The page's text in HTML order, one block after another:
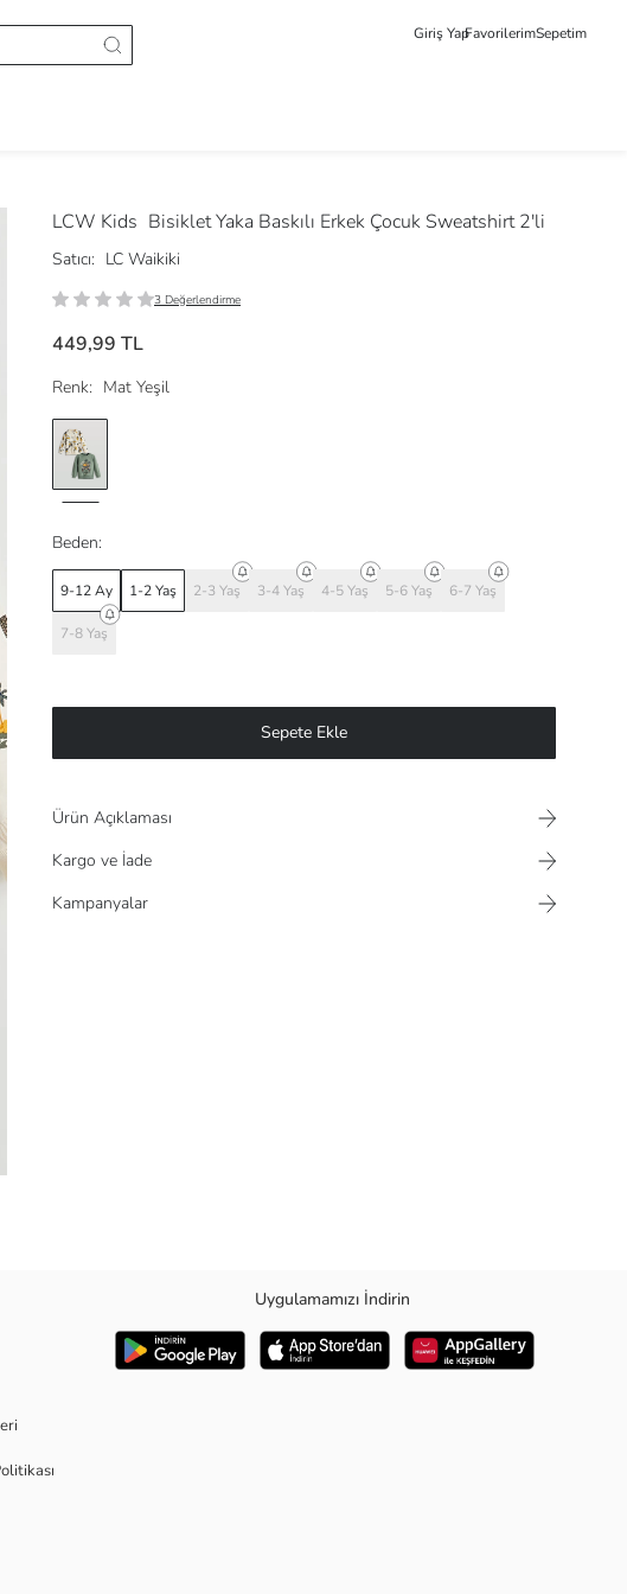
Giriş YapFavorilerimSepetim
LCW Kids Bisiklet Yaka Baskılı Erkek Çocuk Sweatshirt 2'li
Satıcı: LC Waikiki
3 Değerlendirme
449,99 TL
Renk: Mat Yeşil
Beden:
9-12 Ay 1-2 Yaş 2-3 Yaş 3-4 Yaş 4-5 Yaş 5-6 Yaş 6-7 Yaş
7-8 Yaş
Sepete Ekle
Ürün Açıklaması
Kargo ve İade
Kampanyalar
Uygulamamızı İndirin